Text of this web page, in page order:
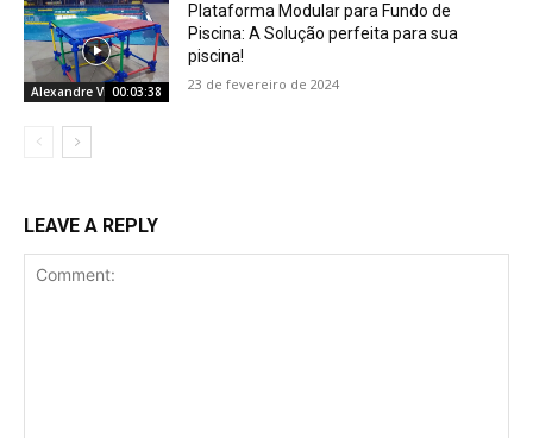
Alexandre Vieira00:03:38
Plataforma Modular para Fundo de
Piscina: A Solução perfeita para sua
piscina!
23 de fevereiro de 2024
LEAVE A REPLY